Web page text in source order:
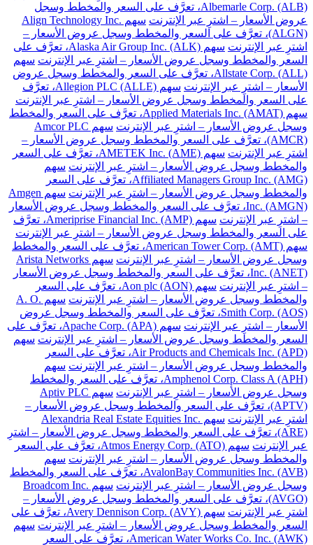
Albemarle Corp. (ALB)، تعرَّف على السعر والمخطط وسجل
عروض الأسعار – اشترِ عبر الإنترنت
سهم Align Technology Inc.
(ALGN)، تعرَّف على السعر والمخطط وسجل عروض الأسعار –
اشترِ عبر الإنترنت
سهم Alaska Air Group Inc. (ALK)، تعرَّف على
السعر والمخطط وسجل عروض الأسعار – اشترِ عبر الإنترنت سهم
Allstate Corp. (ALL)، تعرَّف على السعر والمخطط وسجل عروض
الأسعار – اشترِ عبر الإنترنت
سهم Allegion PLC (ALLE)، تعرَّف
على السعر والمخطط وسجل عروض الأسعار – اشترِ عبر الإنترنت
سهم Applied Materials Inc. (AMAT)، تعرَّف على السعر والمخطط
وسجل عروض الأسعار – اشترِ عبر الإنترنت
سهم Amcor PLC
(AMCR)، تعرَّف على السعر والمخطط وسجل عروض الأسعار –
اشترِ عبر الإنترنت
سهم AMETEK Inc. (AME)، تعرَّف على السعر
والمخطط وسجل عروض الأسعار – اشترِ عبر الإنترنت سهم
Affiliated Managers Group Inc. (AMG)، تعرَّف على السعر
والمخطط وسجل عروض الأسعار – اشترِ عبر الإنترنت
سهم Amgen
Inc. (AMGN)، تعرَّف على السعر والمخطط وسجل عروض الأسعار
– اشترِ عبر الإنترنت
سهم Ameriprise Financial Inc. (AMP)، تعرَّف
على السعر والمخطط وسجل عروض الأسعار – اشترِ عبر الإنترنت
سهم American Tower Corp. (AMT)، تعرَّف على السعر والمخطط
وسجل عروض الأسعار – اشترِ عبر الإنترنت
سهم Arista Networks
Inc. (ANET)، تعرَّف على السعر والمخطط وسجل عروض الأسعار
– اشترِ عبر الإنترنت
سهم Aon plc (AON)، تعرَّف على السعر
والمخطط وسجل عروض الأسعار – اشترِ عبر الإنترنت
سهم A. O.
Smith Corp. (AOS)، تعرَّف على السعر والمخطط وسجل عروض
الأسعار – اشترِ عبر الإنترنت
سهم Apache Corp. (APA)، تعرَّف على
السعر والمخطط وسجل عروض الأسعار – اشترِ عبر الإنترنت سهم
Air Products and Chemicals Inc. (APD)، تعرَّف على السعر
والمخطط وسجل عروض الأسعار – اشترِ عبر الإنترنت سهم
Amphenol Corp. Class A (APH)، تعرَّف على السعر والمخطط
وسجل عروض الأسعار – اشترِ عبر الإنترنت
سهم Aptiv PLC
(APTV)، تعرَّف على السعر والمخطط وسجل عروض الأسعار –
اشترِ عبر الإنترنت
سهم Alexandria Real Estate Equities Inc.
(ARE)، تعرَّف على السعر والمخطط وسجل عروض الأسعار – اشترِ
عبر الإنترنت
سهم Atmos Energy Corp. (ATO)، تعرَّف على السعر
والمخطط وسجل عروض الأسعار – اشترِ عبر الإنترنت سهم
AvalonBay Communities Inc. (AVB)، تعرَّف على السعر والمخطط
وسجل عروض الأسعار – اشترِ عبر الإنترنت
سهم Broadcom Inc.
(AVGO)، تعرَّف على السعر والمخطط وسجل عروض الأسعار –
اشترِ عبر الإنترنت
سهم Avery Dennison Corp. (AVY)، تعرَّف على
السعر والمخطط وسجل عروض الأسعار – اشترِ عبر الإنترنت سهم
American Water Works Co. Inc. (AWK)، تعرَّف على السعر